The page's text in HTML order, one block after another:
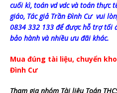
cuối kì, toán vd vdc và toán thực
giáo, Tác giả Trần Đình Cư vui
0834 332 133 để được hỗ trợ tối
bảo hành và nhiều ưu đãi khác.
Mua đúng tài liệu, chuyển
Đình Cư
Tham gia nhóm Tài liệu Toán